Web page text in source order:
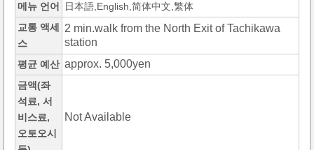
메뉴 언어
日本語,English,简体中文,繁体
교통 액세
스
2 min.walk from the North Exit of Tachikawa
station
평균 예산 approx. 5,000yen
금액(좌
석료, 서
비스료,
오토오시
Not Available